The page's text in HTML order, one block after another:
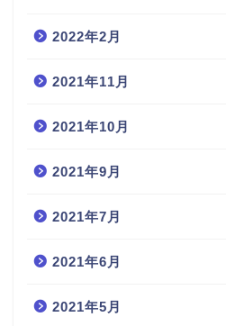
2022年2月
2021年11月
2021年10月
2021年9月
2021年7月
2021年6月
2021年5月